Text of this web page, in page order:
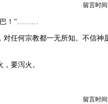
留言时间
巴！”………
对任何宗教都一无所知。不信神
要泻火。
留言时间